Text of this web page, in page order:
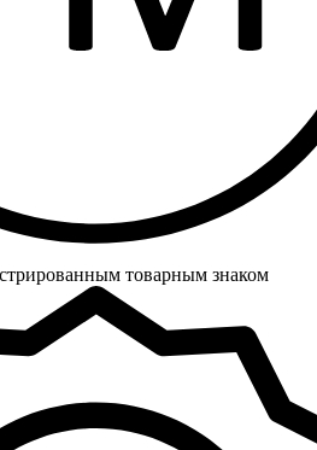
товарным знаком